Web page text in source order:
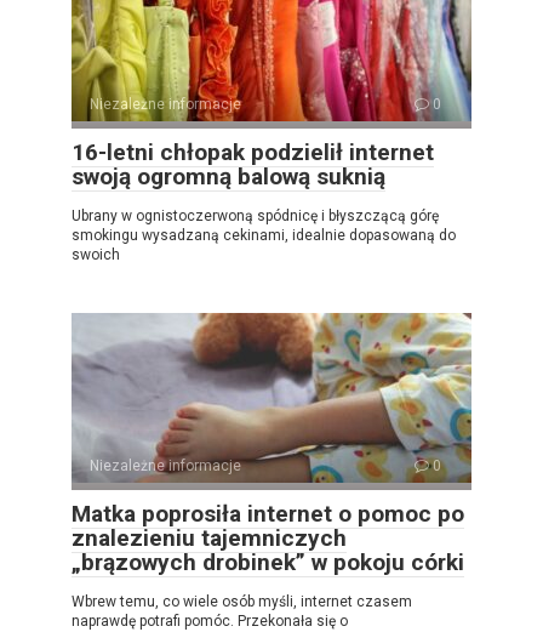
Niezależne informacje 0
16-letni chłopak podzielił internet
swoją ogromną balową suknią
Ubrany w ognistoczerwoną spódnicę i błyszczącą górę
smokingu wysadzaną cekinami, idealnie dopasowaną do
swoich
Niezależne informacje 0
Matka poprosiła internet o pomoc po
znalezieniu tajemniczych
„brązowych drobinek” w pokoju córki
Wbrew temu, co wiele osób myśli, internet czasem
naprawdę potrafi pomóc. Przekonała się o